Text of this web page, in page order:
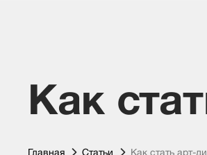
Как
Главная Статьи Как стать арт-